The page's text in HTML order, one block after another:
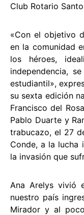
Club Rotario
«Con el objetivo
en la comunidad
los héroes,
independencia,
estudiantil»,
su sexta edición
Francisco del
Pablo Duarte y
trabucazo, el 27
Conde, a la lucha
la invasión que
Ana Arelys vivió
nuestro país
Mirador y al